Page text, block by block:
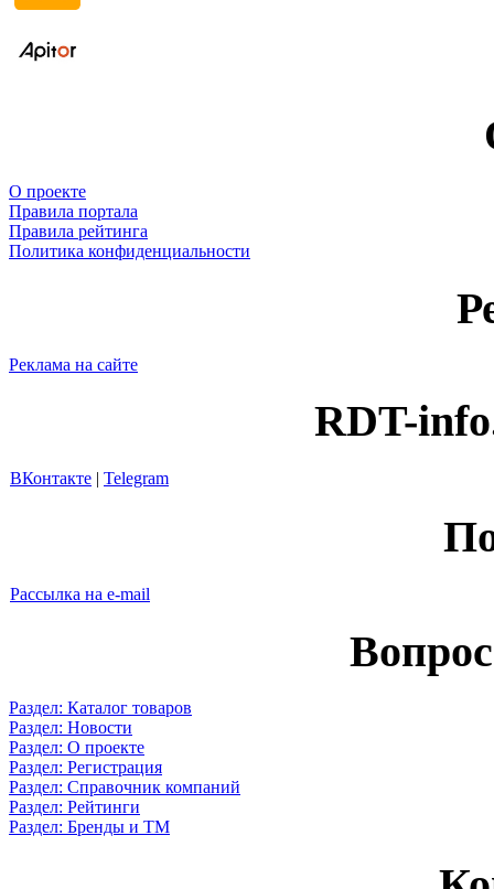
О проекте
Правила портала
Правила рейтинга
Политика конфиденциальности
Реклама на сайте
RDT-
ВКонтакте | Telegram
Рассылка на e-mail
Раздел: Каталог товаров
Раздел: Новости
Раздел: О проекте
Раздел: Регистрация
Раздел: Справочник компаний
Раздел: Рейтинги
Раздел: Бренды и ТМ